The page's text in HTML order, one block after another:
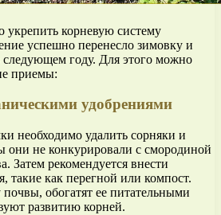
корневую систему
успешно перенесло зимовку и
году. Для этого можно
приемы:
удобрениями
необходимо удалить сорняки и
они не конкурировали с смородиной
Затем рекомендуется внести
такие как перегной или компост.
обогатят ее питательными
развитию корней.